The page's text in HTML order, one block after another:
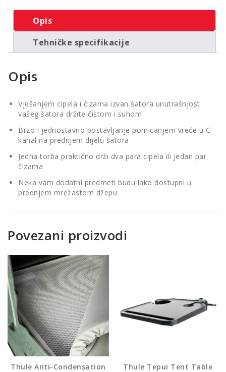
Opis
Tehničke specifikacije
Opis
Vješanjem cipela i čizama izvan šatora unutrašnjost
vašeg šatora držite čistom i suhom
Brzo i jednostavno postavljanje pomicanjem vreće u C-
kanal na prednjem dijelu šatora
Jedna torba praktično drži dva para cipela ili jedan par
čizama
Neka vam dodatni predmeti budu lako dostupni u
prednjem mrežastom džepu
Povezani proizvodi
Thule Anti-Condensation
Thule Tepui Tent Table